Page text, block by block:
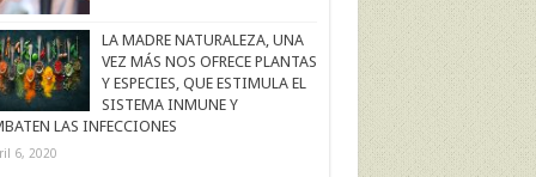
LA MADRE NATURALEZA, UNA
VEZ MÁS NOS OFRECE PLANTAS
Y ESPECIES, QUE ESTIMULA EL
SISTEMA INMUNE Y
LAS INFECCIONES
6, 2020